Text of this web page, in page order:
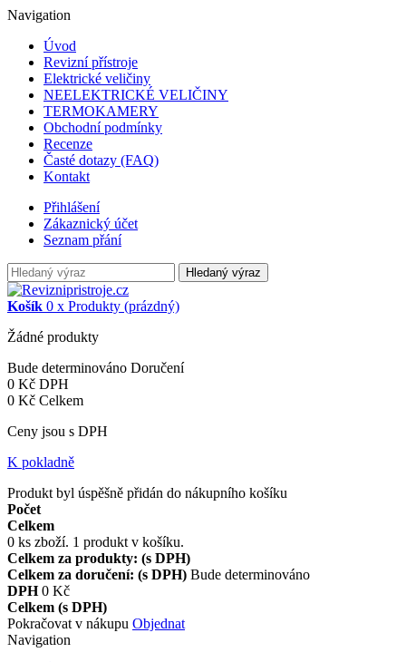
Navigation
Úvod
Revizní přístroje
Elektrické veličiny
NEELEKTRICKÉ VELIČINY
TERMOKAMERY
Obchodní podmínky
Recenze
Časté dotazy (FAQ)
Kontakt
Přihlášení
Zákaznický účet
Seznam přání
Hledaný výraz
Košík 0 x Produkty (prázdný)
Žádné produkty
Bude determinováno Doručení
0 Kč DPH
0 Kč Celkem
Ceny jsou s DPH
K pokladně
Produkt byl úspěšně přidán do nákupního košíku
Počet
Celkem
0 ks zboží. 1 produkt v košíku.
Celkem za produkty: (s DPH)
Celkem za doručení: (s DPH) Bude determinováno
DPH 0 Kč
Celkem (s DPH)
Pokračovat v nákupu Objednat
Navigation